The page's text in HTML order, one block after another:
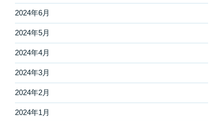
2024年6月
2024年5月
2024年4月
2024年3月
2024年2月
2024年1月